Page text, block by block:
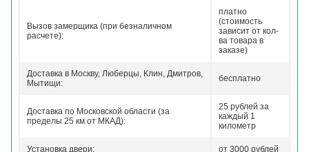
Вызов замерщика (при безналичном
расчете):
платно
(стоимость
зависит от кол-
ва товара в
заказе)
Доставка в Москву, Люберцы, Клин, Дмитров,
Мытищи:
бесплатно
Доставка по Московской области (за
пределы 25 км от МКАД):
25 рублей за
каждый 1
километр
Установка двери: от 3000 рублей